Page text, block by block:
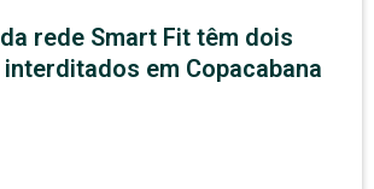
rede Smart Fit têm dois
em Copacabana